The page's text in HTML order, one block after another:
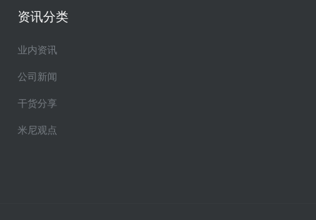
资讯分类
业内资讯
公司新闻
干货分享
米尼观点